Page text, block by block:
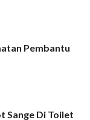
Pembantu
Sange Di Toilet